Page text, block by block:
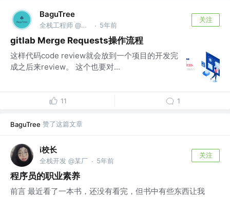
BaguTree
全栈工程师 @京东、滴滴、美团、Apple、Oprea · 5年前
关注
gitlab Merge Requests操作流程
这样代码code review就会放到一个项目的开发完
成之后来review。 这个也要对...
11 1
BaguTree 赞了这篇文章
i校长
全栈开发 @某厂 · 5年前
关注
程序员的职业素养
前言 最近看了一本书，还没有看完，但书中有些东西让我